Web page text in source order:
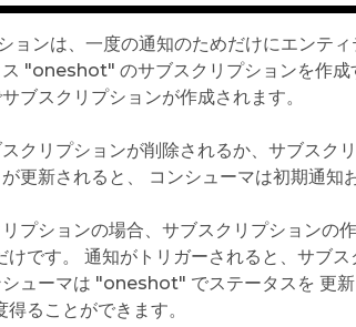
ンは、一度の通知のためだけにエンティ
"oneshot" のサブスクリプションを作成
ブスクリプションが作成されます。
クリプションが削除されるか、サブスク
更新されると、 コンシューマは初期通知
プションの場合、サブスクリプションの
けです。 通知がトリガーされると、サブ
ューマは "oneshot" でステータスを 更
ることができます。